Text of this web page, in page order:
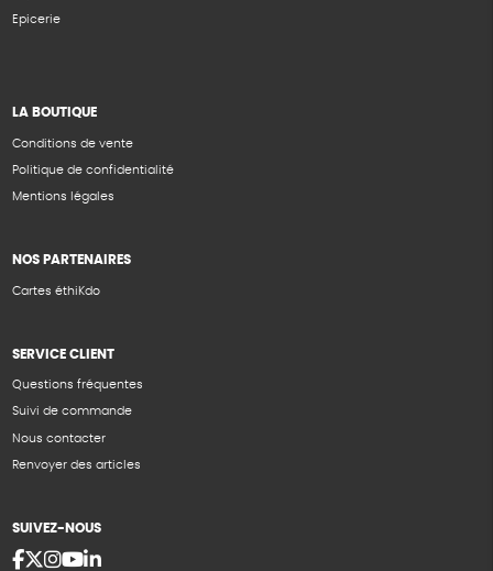
Epicerie
LA BOUTIQUE
Conditions de vente
Politique de confidentialité
Mentions légales
NOS PARTENAIRES
Cartes éthiKdo
SERVICE CLIENT
Questions fréquentes
Suivi de commande
Nous contacter
Renvoyer des articles
SUIVEZ-NOUS